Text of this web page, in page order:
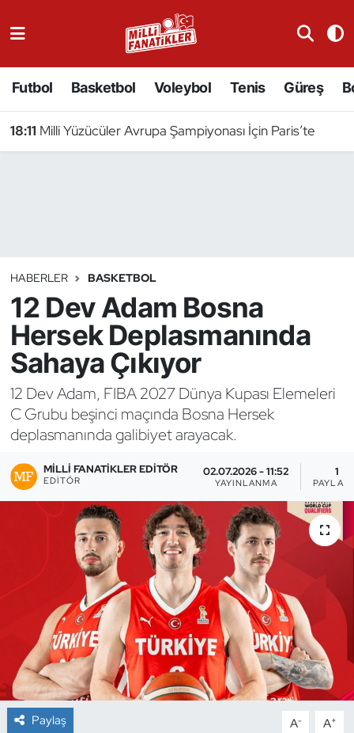
Futbol Basketbol Voleybol Tenis Güreş
18:11 Milli Yüzücüler Avrupa Şampiyonası İçin Paris’te
HABERLER BASKETBOL
12 Dev Adam Bosna
Hersek Deplasmanında
Sahaya Çıkıyor
12 Dev Adam, FIBA 2027 Dünya Kupası Elemeleri
C Grubu beşinci maçında Bosna Hersek
deplasmanında galibiyet arayacak.
MILLI FANATIKLER EDITÖR
EDITÖR
02.07.2026 - 11:52
YAYINLANMA
1
Paylaş A- A+
Badminton
Binicilik
Bisiklet
Bocce Bowling Dart
Boks
Briç
Buz Hokeyi
Buz Pateni
Çim Hokeyi
Cimnastik
Curling
Dağcılık